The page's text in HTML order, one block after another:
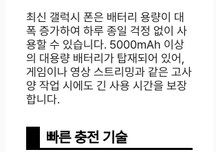
최신 갤럭시 폰은 배터리 용량이 대
폭 증가하여 하루 종일 걱정 없이 사
용할 수 있습니다. 5000mAh 이상
의 대용량 배터리가 탑재되어 있어,
게임이나 영상 스트리밍과 같은 고사
양 작업 시에도 긴 사용 시간을 보장
합니다.
빠른 충전 기술